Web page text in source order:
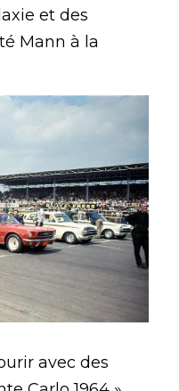
et des
Mann à la
avec des